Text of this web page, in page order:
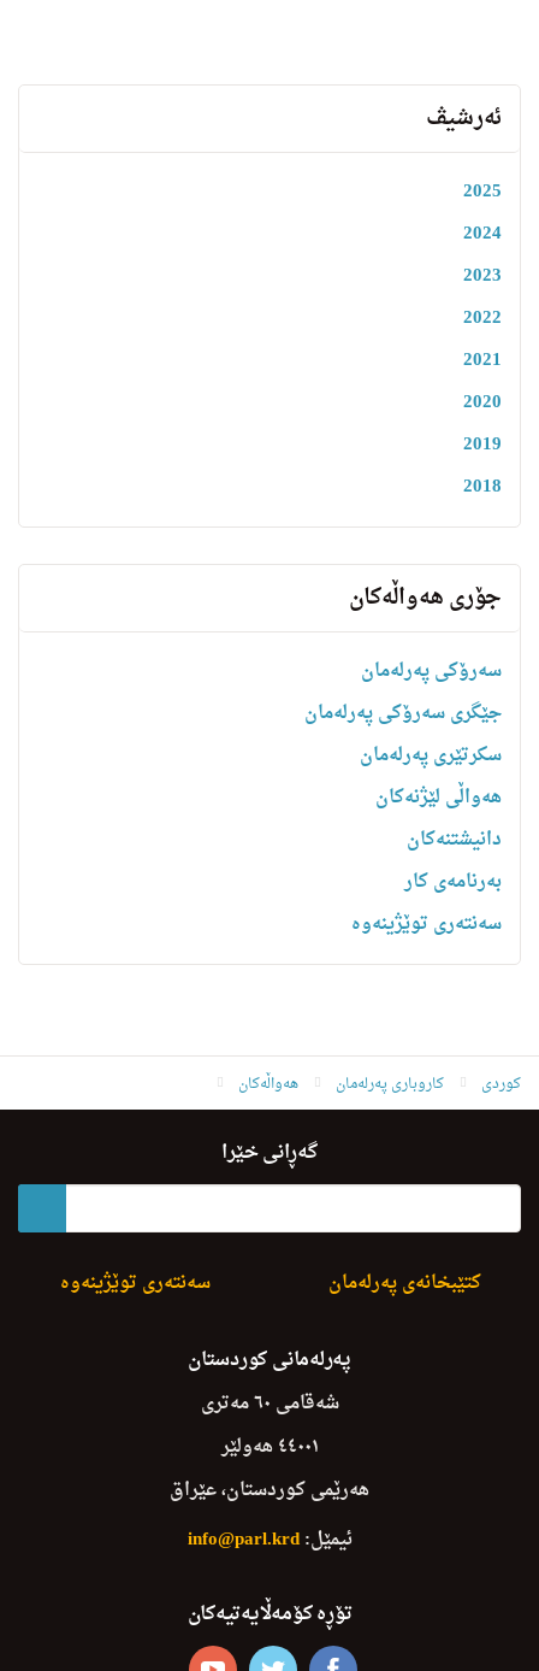
ئەرشیڤ
2025
2024
2023
2022
2021
2020
2019
2018
جۆری هەواڵەکان
سەرۆکی پەرلەمان
جێگری سەرۆکی پەرلەمان
سکرتێری پەرلەمان
هه‌واڵى لێژنه‌كان
دانیشتنه‌کان
بەرنامەی کار
سەنتەری توێژینەوە
کوردی کاروباری پەرلەمان هەواڵەکان
Lizhnay Karubari Yasaye Kobuwawaگەڕانی خێرا
سەنتەری توێژینەوە کتێبخانەی پەرلەمان
پەرلەمانی کوردستان
شەقامی ٦٠ مەتری
٤٤٠٠١ هەولێر
هەرێمی کوردستان، عێراق
ئیمێل:info@parl.krd
تۆڕە کۆمەڵایەتیەکان